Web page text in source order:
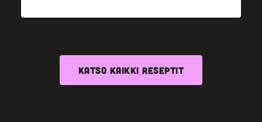
KATSO KAIKKI RESEPTIT